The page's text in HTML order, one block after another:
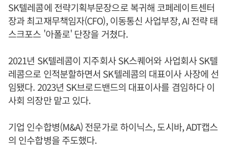
SK텔레콤에 전략기획부문장으로 복귀해 코페레이트센터
장과 최고재무책임자(CFO), 이동통신 사업부장, AI 전략 태
스크포스 '아폴로' 단장을 거쳤다.
2021년 SK텔레콤이 지주회사 SK스퀘어와 사업회사 SK텔
레콤으로 인적분할하면서 SK텔레콤의 대표이사 사장에 선
임됐다. 2023년 SK브로드밴드의 대표이사를 겸임하다 이
사회 의장만 맡고 있다.
기업 인수합병(M&A) 전문가로 하이닉스, 도시바, ADT캡스
의 인수합병을 주도했다.